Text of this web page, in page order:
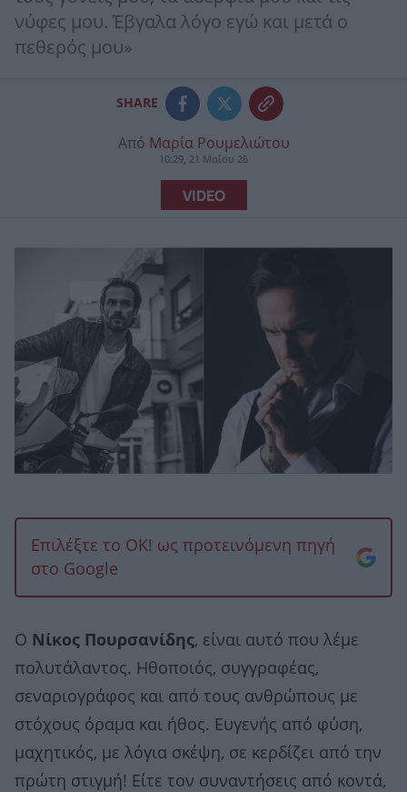
νύφες μου. Έβγαλα λόγο εγώ και μετά ο
πεθερός μου»
SHARE
Από Μαρία Ρουμελιώτου
10:29, 21 Μαΐου 26
VIDEO
Επιλέξτε το OK! ως προτεινόμενη πηγή
στο Google
Ο Νίκος Πουρσανίδης, είναι αυτό που λέμε
πολυτάλαντος. Ηθοποιός, συγγραφέας,
σεναριογράφος και από τους ανθρώπους με
στόχους όραμα και ήθος. Ευγενής από φύση,
μαχητικός, με λόγια σκέψη, σε κερδίζει από την
πρώτη στιγμή! Είτε τον συναντήσεις από κοντά,